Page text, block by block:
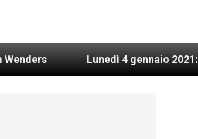
Lunedì 4 gennaio 2021: Possesso